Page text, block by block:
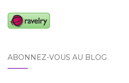
ABONNEZ-VOUS AU BLOG